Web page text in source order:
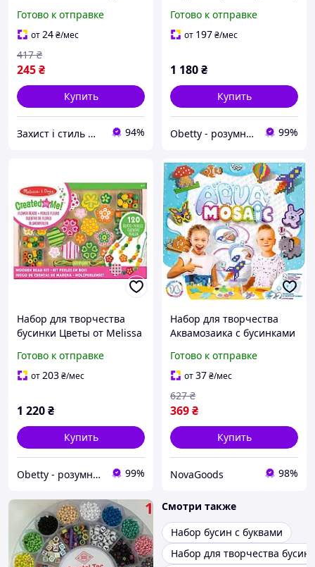
бисера 4 нити 24 бусинки
Danko Toys MC-5931
Готово к отправке
от24₴/мес
245₴
417 ₴
Купить
Захист і стиль — в одному магазині 94%
Готово к отправке
от 197₴/мес
1 180₴
Купить
Obetty - розумна дитина 99%
Набор для творчества
бусинки Цветы от Melissa
Готово к отправке
от203₴/мес
1 220₴
Купить
Obetty - розумна дитина 99%
Набор для творчества
Аквамозаика с бусинками
Toys GN-14178
Готово к отправке
от37₴/мес
369₴
627 ₴
Купить
NovaGoods 98%
Смотри также
Набор бусин с буквами
Набор для творчества